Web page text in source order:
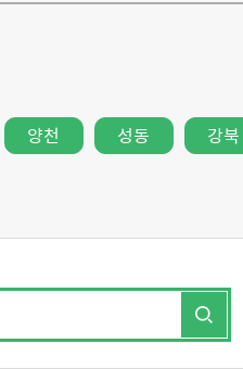
양천 성동 강북